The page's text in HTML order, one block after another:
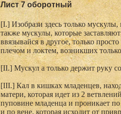
Лист 7 оборотный
[I.] Изобрази здесь только
также мускулы, которые
ввязывайся в другое, только
плечом и локтем, возникших
[II.] Мускул а только держит руку
[III.] Кал в кишках младенцев,
матери, которая идет из 2
пуповине младенца и проникает по
и по вене, которая исходит от